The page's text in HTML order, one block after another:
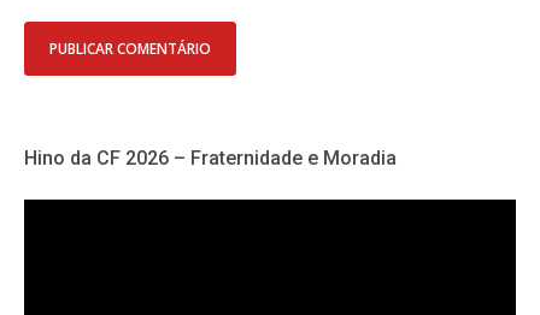
Hino da CF 2026 – Fraternidade e Moradia